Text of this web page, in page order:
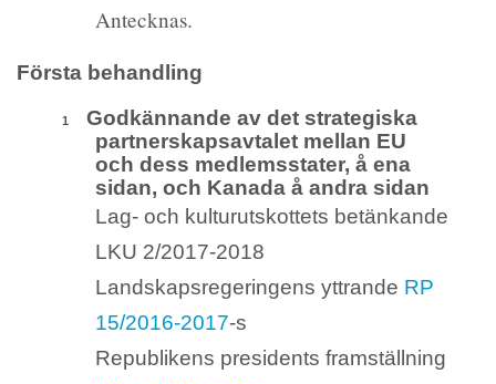
Antecknas.
Första behandling
1
Godkännande av det strategiska
partnerskapsavtalet mellan EU
och dess medlemsstater, å ena
sidan, och Kanada å andra sidan
Lag- och kulturutskottets betänkande
LKU 2/2017-2018
Landskapsregeringens yttrande RP
15/2016-2017-s
Republikens presidents framställning